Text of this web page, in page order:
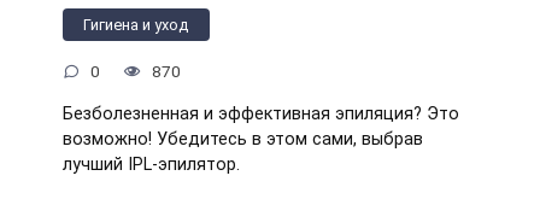
Гигиена и уход
0 870
Безболезненная и эффективная эпиляция? Это
возможно! Убедитесь в этом сами, выбрав
лучший IPL-эпилятор.